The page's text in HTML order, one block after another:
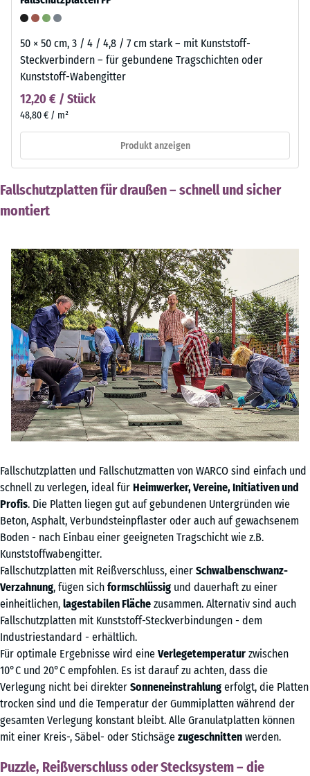
50 × 50 cm, 3 / 4 / 4,8 / 7 cm stark – mit Kunststoff-
Steckverbindern – für gebundene Tragschichten oder
Kunststoff-Wabengitter
12,20 € / Stück
48,80 € / m²
Produkt anzeigen
Fallschutzplatten für draußen – schnell und sicher
montiert
Fallschutzplatten und Fallschutzmatten von WARCO sind einfach und
schnell zu verlegen, ideal für Heimwerker, Vereine, Initiativen und
Profis. Die Platten liegen gut auf gebundenen Untergründen wie
Beton, Asphalt, Verbundsteinpflaster oder auch auf gewachsenem
Boden - nach Einbau einer geeigneten Tragschicht wie z.B.
Kunststoffwabengitter.
Fallschutzplatten mit Reißverschluss, einer Schwalbenschwanz-
Verzahnung, fügen sich formschlüssig und dauerhaft zu einer
einheitlichen, lagestabilen Fläche zusammen. Alternativ sind auch
Fallschutzplatten mit Kunststoff-Steckverbindungen - dem
Industriestandard - erhältlich.
Für optimale Ergebnisse wird eine Verlegetemperatur zwischen
10°C und 20°C empfohlen. Es ist darauf zu achten, dass die
Verlegung nicht bei direkter Sonneneinstrahlung erfolgt, die Platten
trocken sind und die Temperatur der Gummiplatten während der
gesamten Verlegung konstant bleibt. Alle Granulatplatten können
mit einer Kreis-, Säbel- oder Stichsäge zugeschnitten werden.
Puzzle, Reißverschluss oder Stecksystem – die